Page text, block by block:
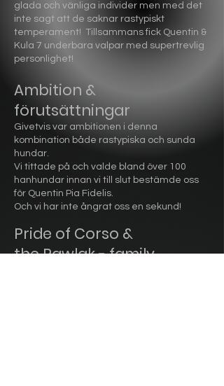
glada och vänliga individer men med det
inte sagt att de saknar rastypiskt
temperament! Tillsammans fick Quentin &
Kula 7 underbara valpar med supertrevlig
personlighet!
Ambition &
förutsättningar
Givetvis var ambitionen i denna
kombination både rastypiska och sunda
hundar.
Vi tittade på och valde bland över 100
hanhundar innan vi till slut bestämde oss
för Quentin Pia Fidelis.
Och vi har inte ångrat oss en sekund!
Pride of Corso &
the Pawlak - family